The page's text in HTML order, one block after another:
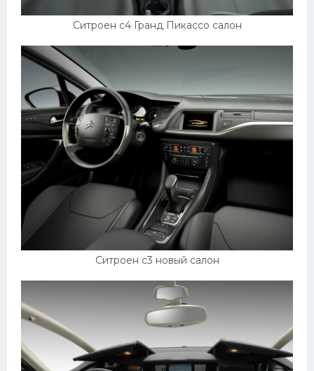
Ситроен с4 Гранд Пикассо салон
Ситроен с3 новый салон